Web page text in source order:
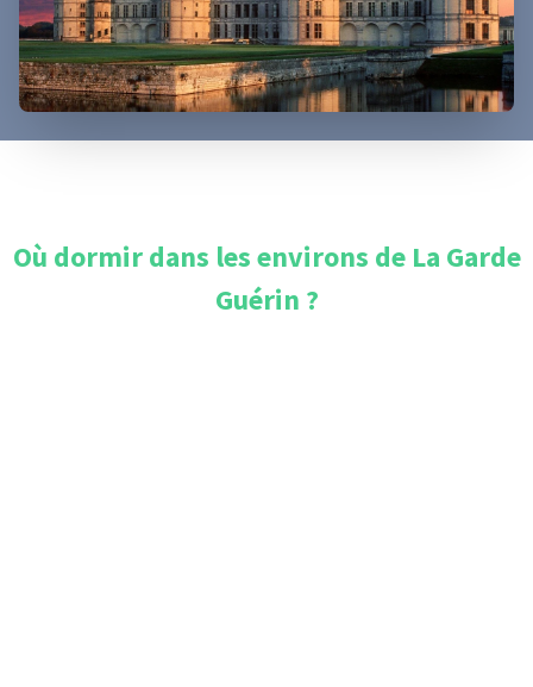
Où dormir dans les environs de La Garde
Guérin ?